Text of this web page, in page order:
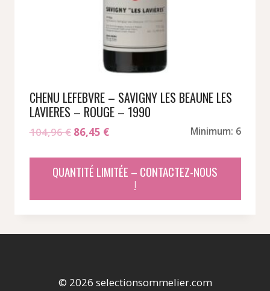
CHENU LEFEBVRE – SAVIGNY LES BEAUNE LES
LAVIERES – ROUGE – 1990
104,96€ Le
initial
était :
86,45 €Le
actuel
est :
Minimum: 6
QUANTITÉ LIMITÉE – CONTACTEZ-NOUS
!
© 2026 selectionsommelier.com